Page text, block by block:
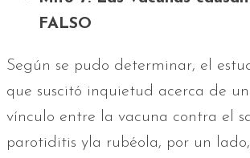
FALSO
Según se pudo determinar, el
que suscitó inquietud acerca de
vínculo entre la vacuna contra el
parotiditis yla rubéola, por un